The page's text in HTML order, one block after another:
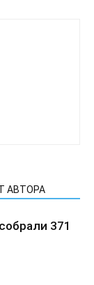
АВТОРА
371